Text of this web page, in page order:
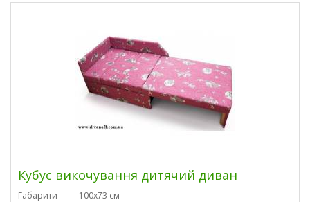
Кубус викочування дитячий диван
Габарити
100х73 см